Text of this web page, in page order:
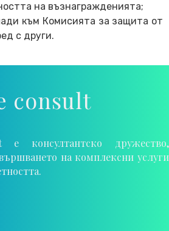
на възнагражденията;
към Комисията за защита от
с други.
consult
консултантско дружество,
на комплексни услуги